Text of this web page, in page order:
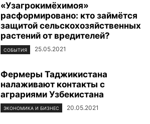
«Узагрокимёхимоя»
расформировано: кто займётся
защитой сельскохозяйственных
растений от вредителей?
СОБЫТИЯ 25.05.2021
Фермеры Таджикистана
налаживают контакты с
аграриями Узбекистана
ЭКОНОМИКА И БИЗНЕС 20.05.2021